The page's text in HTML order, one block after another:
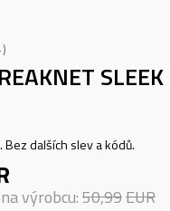
SLEEK
Bez dalších slev a kódů.
výrobcu:50,99EUR